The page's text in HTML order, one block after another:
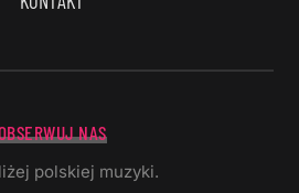
NAS
polskiej muzyki.